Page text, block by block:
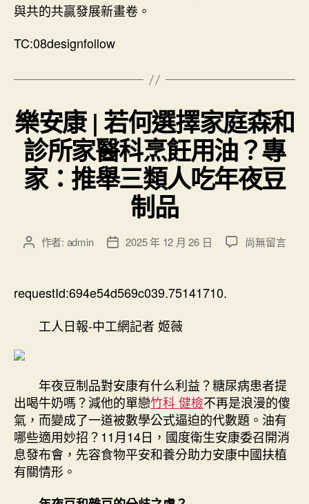
與共的共贏發展新畫卷。
TC:08designfollow
樂安康 | 若何選擇家庭森和
診所家醫科烹飪用油？專
家：推舉三類人吃年夜豆
制品
文
者
作者: admin
文
佈
期
2025 年 12 月 26 日
在
家
庭
森
和
診
所
尚無留言
requestId:694e54d569c039.75141710.
工人日報-中工網記者 姬薇
年夜豆制品對安康有什么利益？糖尿病患者提
出喝牛奶嗎？減他的單戀竹科 健檢不再是浪漫的傻
氣，而變成了一道被數學公式逼迫的代數題。油有
哪些適用妙招？11月14日，國度衛生安康委召開消
息發布會，先容食物平安和養分助力安康中國扶植
有關情形。